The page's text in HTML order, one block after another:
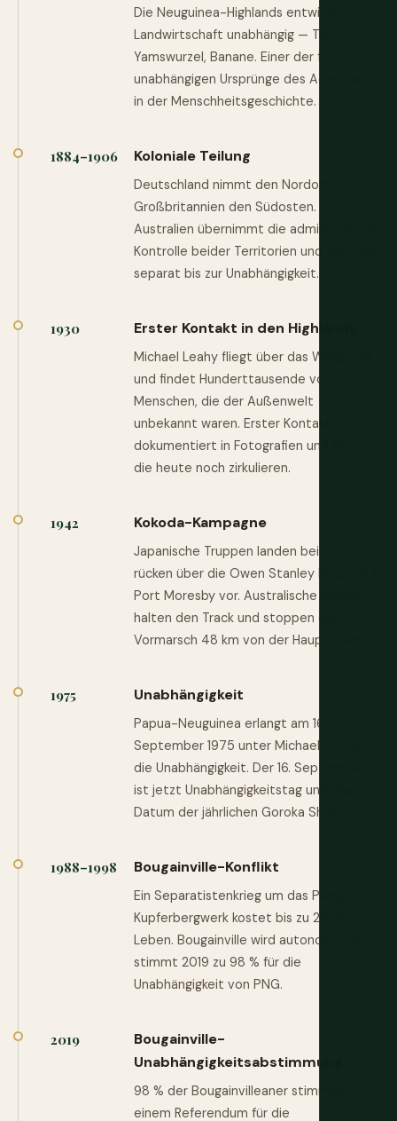
Die Neuguinea-Highlands entwickeln
Landwirtschaft unabhängig — Taro,
Yamswurzel, Banane. Einer der frühesten
unabhängigen Ursprünge des Ackerbaus
in der Menschheitsgeschichte.
1884–1906 Koloniale Teilung
Deutschland nimmt den Nordosten,
Großbritannien den Südosten.
Australien übernimmt die administrative
Kontrolle beider Territorien und führt sie
separat bis zur Unabhängigkeit.
1930 Erster Kontakt in den Highlands
Michael Leahy fliegt über das Wahgi-Tal
und findet Hunderttausende von
Menschen, die der Außenwelt
unbekannt waren. Erster Kontakt
dokumentiert in Fotografien und Filmen,
die heute noch zirkulieren.
1942 Kokoda-Kampagne
Japanische Truppen landen bei Buna und
rücken über die Owen Stanley Range auf
Port Moresby vor. Australische Milizen
halten den Track und stoppen den
Vormarsch 48 km von der Hauptstadt.
1975 Unabhängigkeit
Papua-Neuguinea erlangt am 16.
September 1975 unter Michael Somare
die Unabhängigkeit. Der 16. September
ist jetzt Unabhängigkeitstag und das
Datum der jährlichen Goroka Show.
1988–1998 Bougainville-Konflikt
Ein Separatistenkrieg um das Panguna-
Kupferbergwerk kostet bis zu 20.000
Leben. Bougainville wird autonom und
stimmt 2019 zu 98 % für die
Unabhängigkeit von PNG.
2019
Bougainville-
Unabhängigkeitsabstimmung
98 % der Bougainvilleaner stimmen in
einem Referendum für die